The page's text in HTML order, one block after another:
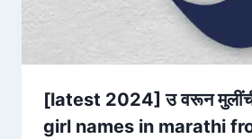
[latest 2024] उ वरून
girl names in marathi